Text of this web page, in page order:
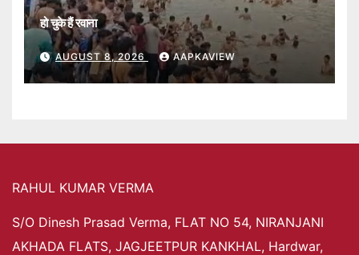
हो चुके हैं रवाना
AUGUST 8, 2026 AAPKAVIEW
RAHUL KUMAR VERMA
S/O Dinesh Prasad Verma, FLAT NO 54, NIRANJANI
AKHADA FLATS, JAGJEETPUR KANKHAL, Hardwar,